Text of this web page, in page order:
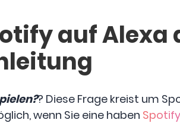
auf Alexa
? Diese Frage kreist um
wenn Sie eine haben